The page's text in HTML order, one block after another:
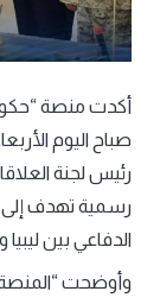
أكدت منصة
صباح اليوم
رئيس لجنة
رسمية تهدف إلى
الدفاعي بين ليبيا
وأوضحت